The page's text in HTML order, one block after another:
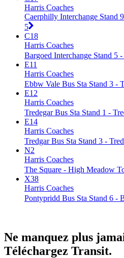
Harris Coaches
Caerphilly Interchange Stand
5
C18
Harris Coaches
Bargoed Interchange Stand 5
E11
Harris Coaches
Ebbw Vale Bus Sta Stand 3 -
E12
Harris Coaches
Tredegar Bus Sta Stand 1 -
E14
Harris Coaches
Tredgar Bus Sta Stand 3 -
N2
Harris Coaches
The Square - High Meadow
X38
Harris Coaches
Pontypridd Bus Sta Stand 6 -
Ne manquez plus
Téléchargez Transit.